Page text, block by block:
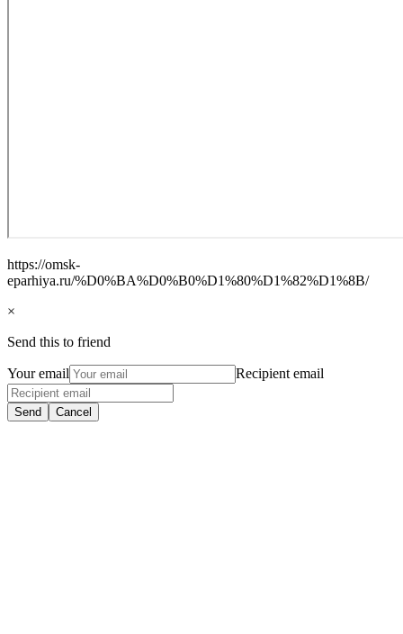
https://omsk-
eparhiya.ru/%D0%BA%D0%B0%D1%80%D1%82%D1%8B/
×
Send this to friend
Your email Recipient email
Send Cancel